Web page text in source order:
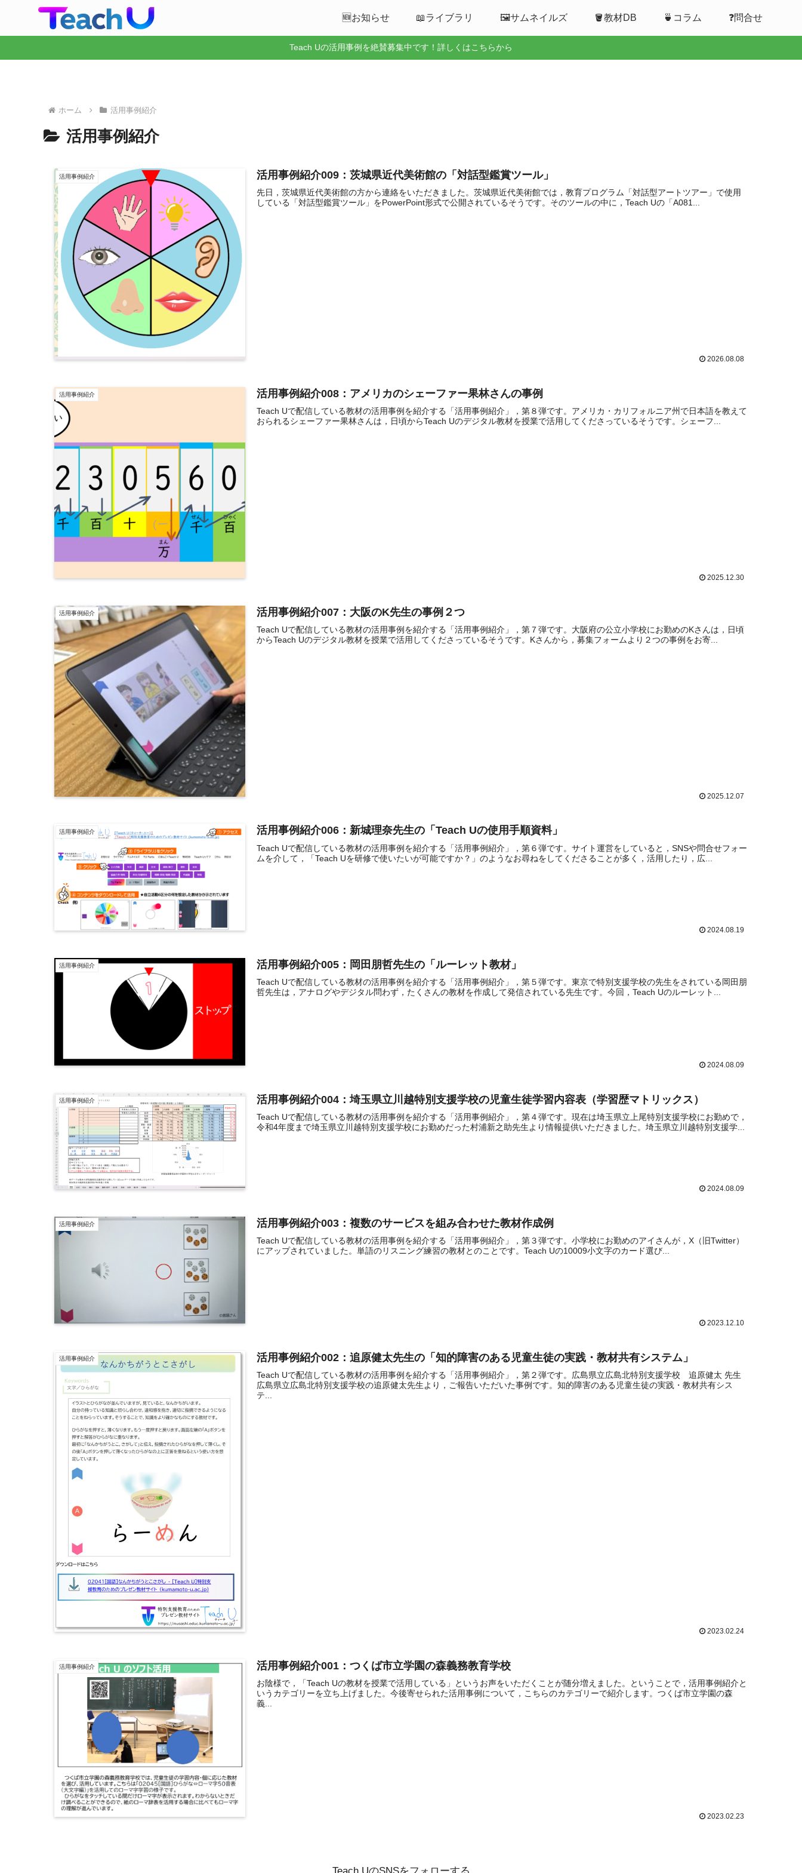
🆕お知らせ 📖ライブラリ 🖼️サムネイルズ 🪣教材DB 🍵コラム ❓問合せ
Teach Uの活用事例を絶賛募集中です！詳しくはこちらから
ホーム 活用事例紹介
活用事例紹介
活用事例紹介 活用事例紹介009：茨城県近代美術館の「対話型鑑賞ツール」
先日，茨城県近代美術館の方から連絡をいただきました。茨城県近代美術館では，教育プログラム「対話型アートツアー」で使用
している「対話型鑑賞ツール」をPowerPoint形式で公開されているそうです。そのツールの中に，Teach Uの「A081...
2026.08.08
活用事例紹介 活用事例紹介008：アメリカのシェーファー果林さんの事例
Teach Uで配信している教材の活用事例を紹介する「活用事例紹介」，第８弾です。アメリカ・カリフォルニア州で日本語を教えて
おられるシェーファー果林さんは，日頃からTeach Uのデジタル教材を授業で活用してくださっているそうです。シェーフ...
2025.12.30
活用事例紹介 活用事例紹介007：大阪のK先生の事例２つ
Teach Uで配信している教材の活用事例を紹介する「活用事例紹介」，第７弾です。大阪府の公立小学校にお勤めのKさんは，日頃
からTeach Uのデジタル教材を授業で活用してくださっているそうです。Kさんから，募集フォームより２つの事例をお寄...
2025.12.07
活用事例紹介 活用事例紹介006：新城理奈先生の「Teach Uの使用手順資料」
Teach Uで配信している教材の活用事例を紹介する「活用事例紹介」，第６弾です。サイト運営をしていると，SNSや問合せフォー
ムを介して，「Teach Uを研修で使いたいが可能ですか？」のようなお尋ねをしてくださることが多く，活用したり，広...
2024.08.19
活用事例紹介 活用事例紹介005：岡田朋哲先生の「ルーレット教材」
Teach Uで配信している教材の活用事例を紹介する「活用事例紹介」，第５弾です。東京で特別支援学校の先生をされている岡田朋
哲先生は，アナログやデジタル問わず，たくさんの教材を作成して発信されている先生です。今回，Teach Uのルーレット...
2024.08.09
活用事例紹介 活用事例紹介004：埼玉県立川越特別支援学校の児童生徒学習内容表（学習歴マトリックス）
Teach Uで配信している教材の活用事例を紹介する「活用事例紹介」，第４弾です。現在は埼玉県立上尾特別支援学校にお勤めで，
令和4年度まで埼玉県立川越特別支援学校にお勤めだった村浦新之助先生より情報提供いただきました。埼玉県立川越特別支援学...
2024.08.09
活用事例紹介 活用事例紹介003：複数のサービスを組み合わせた教材作成例
Teach Uで配信している教材の活用事例を紹介する「活用事例紹介」，第３弾です。小学校にお勤めのアイさんが，X（旧Twitter）
にアップされていました。単語のリスニング練習の教材とのことです。Teach Uの10009小文字のカード選び...
2023.12.10
活用事例紹介 活用事例紹介002：追原健太先生の「知的障害のある児童生徒の実践・教材共有システム」
Teach Uで配信している教材の活用事例を紹介する「活用事例紹介」，第２弾です。広島県立広島北特別支援学校 追原健太 先生
広島県立広島北特別支援学校の追原健太先生より，ご報告いただいた事例です。知的障害のある児童生徒の実践・教材共有シス
テ...
2023.02.24
活用事例紹介 活用事例紹介001：つくば市立学園の森義務教育学校
お陰様で，「Teach Uの教材を授業で活用している」というお声をいただくことが随分増えました。ということで，活用事例紹介と
いうカテゴリーを立ち上げました。今後寄せられた活用事例について，こちらのカテゴリーで紹介します。つくば市立学園の森
義...
2023.02.23